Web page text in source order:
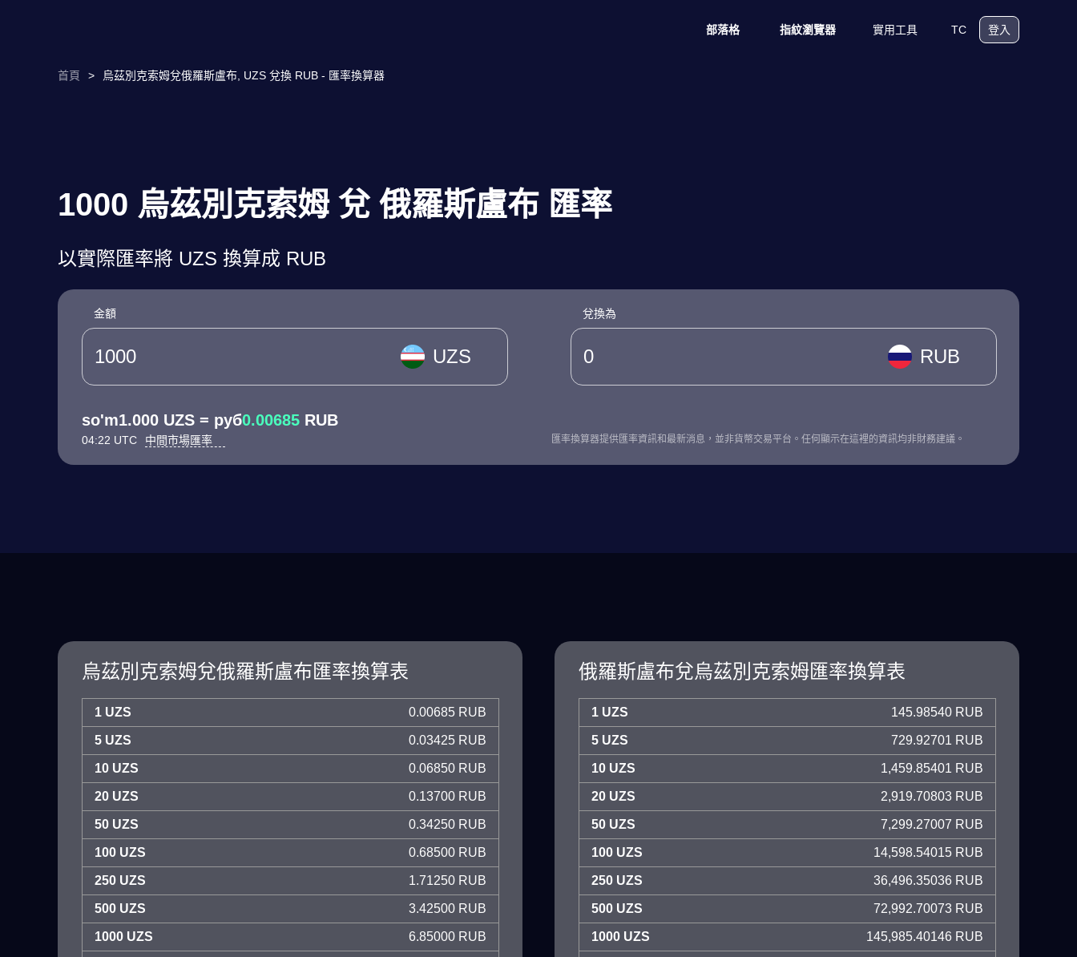
部落格 指紋瀏覽器 實用工具 TC 登入
首頁 > 烏茲別克索姆兌俄羅斯盧布, UZS 兌換 RUB - 匯率換算器
1000 烏茲別克索姆 兌 俄羅斯盧布 匯率
以實際匯率將 UZS 換算成 RUB
金額
UZS
兌換為
RUB
so'm1.000 UZS = руб0.00685 RUB
04:22 UTC 中間市場匯率 匯率換算器提供匯率資訊和最新消息，並非貨幣交易平台。任何顯示在這裡的資訊均非財務建議。
烏茲別克索姆兌俄羅斯盧布匯率換算表
1 UZS 0.00685 RUB
5 UZS 0.03425 RUB
10 UZS 0.06850 RUB
20 UZS 0.13700 RUB
50 UZS 0.34250 RUB
100 UZS 0.68500 RUB
250 UZS 1.71250 RUB
500 UZS 3.42500 RUB
1000 UZS 6.85000 RUB
俄羅斯盧布兌烏茲別克索姆匯率換算表
1 UZS 145.98540 RUB
5 UZS 729.92701 RUB
10 UZS 1,459.85401 RUB
20 UZS 2,919.70803 RUB
50 UZS 7,299.27007 RUB
100 UZS 14,598.54015 RUB
250 UZS 36,496.35036 RUB
500 UZS 72,992.70073 RUB
1000 UZS 145,985.40146 RUB